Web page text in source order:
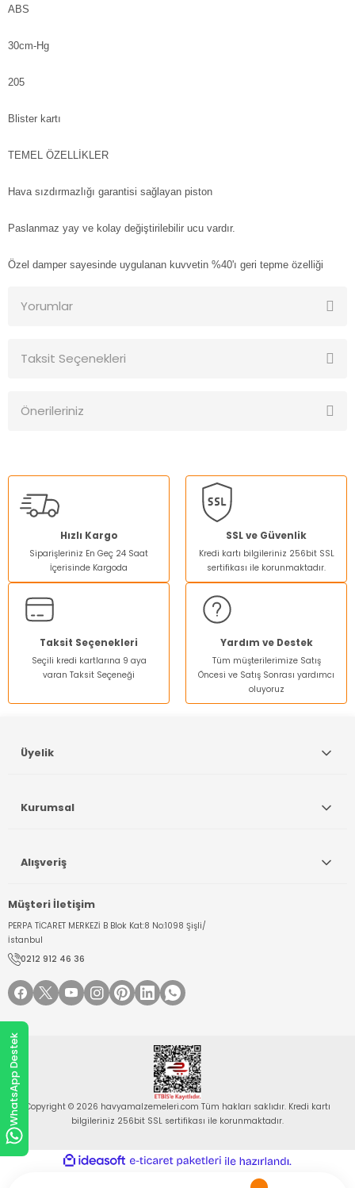
ABS
30cm-Hg
205
Blister kartı
TEMEL ÖZELLİKLER
Hava sızdırmazlığı garantisi sağlayan piston
Paslanmaz yay ve kolay değiştirilebilir ucu vardır.
Özel damper sayesinde uygulanan kuvvetin %40'ı geri tepme özelliği
Yorumlar
Taksit Seçenekleri
Önerileriniz
kullanarak tarafımıza iletebilirsiniz.
Görüş ve önerileriniz için teşekkür ederiz.
Ürün resmi kalitesiz, bozuk veya görüntülenemiyor.
Ürün açıklamasında eksik bilgiler bulunuyor.
Ürün bilgilerinde hatalar bulunuyor.
Ürün fiyatı diğer sitelerden daha pahalı.
Bu ürüne benzer farklı alternatifler olmalı.
Hızlı Kargo
Siparişleriniz En Geç 24 Saat
İçerisinde Kargoda
SSL ve Güvenlik
Kredi kartı bilgileriniz 256bit SSL
sertifikası ile korunmaktadır.
Taksit Seçenekleri
Seçili kredi kartlarına 9 aya
varan Taksit Seçeneği
Yardım ve Destek
Tüm müşterilerimize Satış
Öncesi ve Satış Sonrası yardımcı
oluyoruz
Müşteri İletişim
PERPA TİCARET MERKEZİ B Blok Kat:8 No:1098 Şişli/
İstanbul
0212 912 46 36
Üyelik
Kurumsal
Alışveriş
Copyright © 2026 havyamalzemeleri.com Tüm hakları saklıdır. Kredi kartı
bilgileriniz 256bit SSL sertifikası ile korunmaktadır.
WhatsApp Destek
ideasoft
e-
paketleri